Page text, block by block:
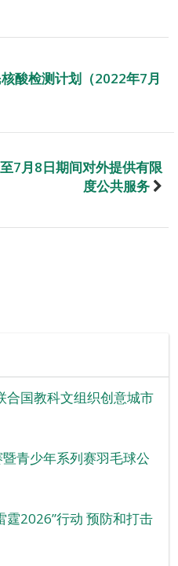
核酸检测计划（2022年7月
7月8日期间对外提供有限
度公共服务
合国教科文组织创意城市
青少年系列赛羽毛球公
霆2026”行动 预防和打击